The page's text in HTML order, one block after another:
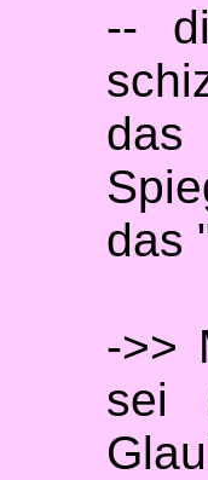
--
das
das
->>
sei